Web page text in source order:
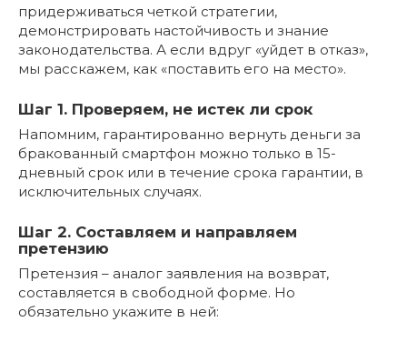
придерживаться четкой стратегии,
демонстрировать настойчивость и знание
законодательства. А если вдруг «уйдет в отказ»,
мы расскажем, как «поставить его на место».
Шаг 1. Проверяем, не истек ли срок
Напомним, гарантированно вернуть деньги за
бракованный смартфон можно только в 15-
дневный срок или в течение срока гарантии, в
исключительных случаях.
Шаг 2. Составляем и направляем
претензию
Претензия – аналог заявления на возврат,
составляется в свободной форме. Но
обязательно укажите в ней: